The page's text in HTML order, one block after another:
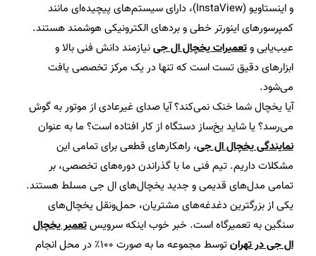
و اینستاویو (InstaView)، دارای سیستم‌های پیچیده‌ای مانند
کمپرسورهای اینورتر خطی و بردهای الکترونیکی هوشمند هستند.
عیب‌یابی وتعمیرات یخچال ال جینیازمند دانش فنی بالا و
ابزارهای دقیق تست است که تنها در یک مرکز تخصصی یافت
می‌شود.
آیا یخچال شما خنک نمی‌کند؟ آیا صدای غیرعادی از موتور به گوش
می‌رسد؟ یا شاید یخ‌ساز دستگاه از کار افتاده است؟ ما به عنوان
نمایندگی یخچال ال جی، راهکارهای قطعی برای تمامی این
مشکلات داریم. تیم فنی ما با گذراندن دوره‌های تخصصی، بر
تمامی مدل‌های قدیمی و جدید یخچال‌های ال جی مسلط هستند.
یکی از بزرگترین دغدغه‌های مشتریان، حمل‌ونقل یخچال‌های
سنگین به تعمیرگاه است. خبر خوب اینکه سرویستعمیر یخچال
ال جی در تهران
توسط مجموعه ما به صورت ۱۰۰٪ در محل انجام